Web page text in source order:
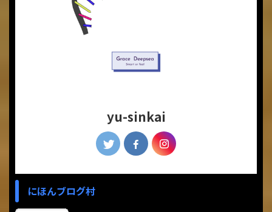
yu-sinkai
にほんブログ村